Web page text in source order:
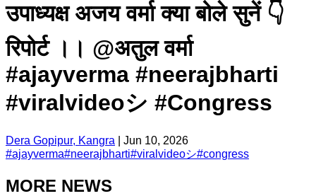
उपाध्यक्ष अजय वर्मा क्या बोले सुनें 👇
रिपोर्ट ।। @अतुल वर्मा
#ajayverma #neerajbharti
#viralvideoシ #Congress
Dera Gopipur, Kangra
Jun 10, 2026
#ajayverma#neerajbharti#viralvideoシ#congress
MORE NEWS